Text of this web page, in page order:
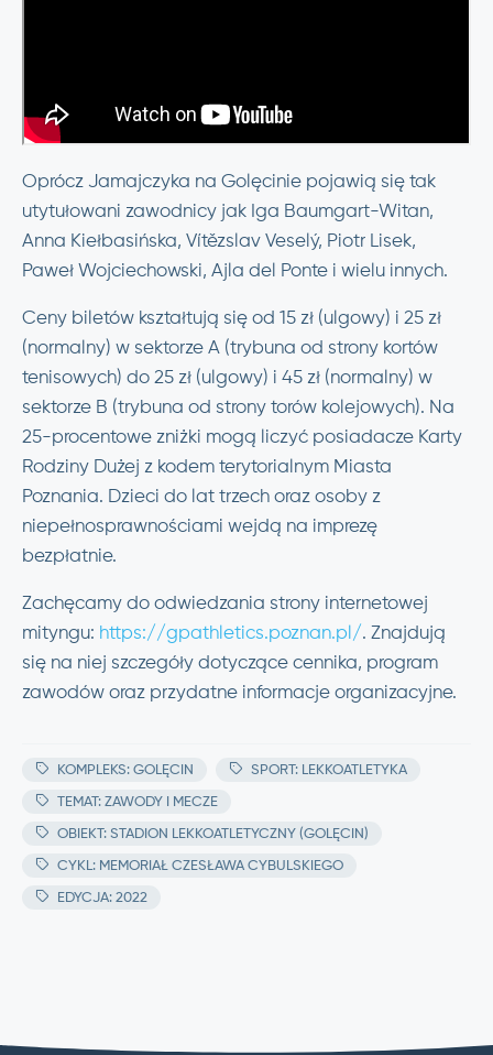
Oprócz Jamajczyka na Golęcinie pojawią się tak
utytułowani zawodnicy jak Iga Baumgart-Witan,
Anna Kiełbasińska, Vítězslav Veselý, Piotr Lisek,
Paweł Wojciechowski, Ajla del Ponte i wielu innych.
Ceny biletów kształtują się od 15 zł (ulgowy) i 25 zł
(normalny) w sektorze A (trybuna od strony kortów
tenisowych) do 25 zł (ulgowy) i 45 zł (normalny) w
sektorze B (trybuna od strony torów kolejowych). Na
25-procentowe zniżki mogą liczyć posiadacze Karty
Rodziny Dużej z kodem terytorialnym Miasta
Poznania. Dzieci do lat trzech oraz osoby z
niepełnosprawnościami wejdą na imprezę
bezpłatnie.
Zachęcamy do odwiedzania strony internetowej
mityngu: https://gpathletics.poznan.pl/. Znajdują
się na niej szczegóły dotyczące cennika, program
zawodów oraz przydatne informacje organizacyjne.
KOMPLEKS: GOLĘCIN SPORT: LEKKOATLETYKA
TEMAT: ZAWODY I MECZE
OBIEKT: STADION LEKKOATLETYCZNY (GOLĘCIN)
CYKL: MEMORIAŁ CZESŁAWA CYBULSKIEGO
EDYCJA: 2022